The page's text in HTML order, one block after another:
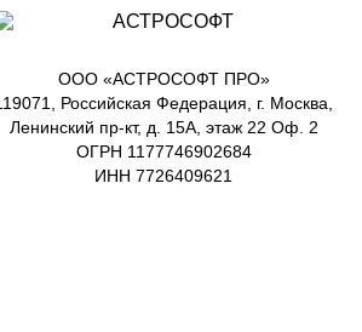
ООО «АСТРОСОФТ ПРО»
Российская Федерация, г. Москва,
Ленинский пр-кт, д. 15А, этаж 22 Оф. 2
ОГРН 1177746902684
ИНН 7726409621